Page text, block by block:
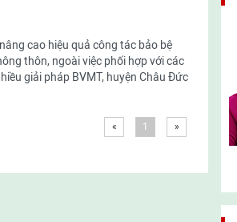
cao hiệu quả công tác bảo bệ
thôn, ngoài việc phối hợp với các
giải pháp BVMT, huyện Châu Đức
« 1 »